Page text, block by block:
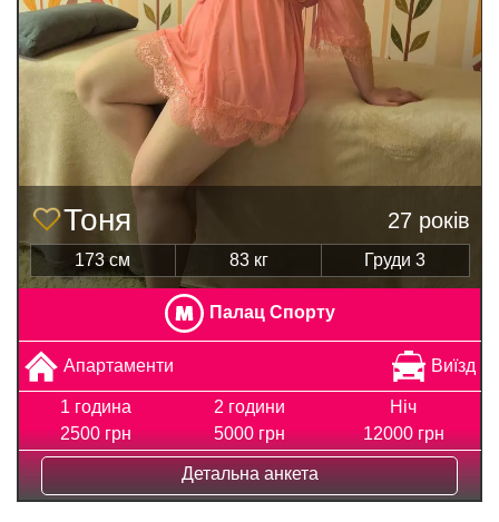
Тоня 27 років
173 см 83 кг Груди 3
Палац Спорту
Апартаменти Виїзд
1 година
2500 грн
2 години
5000 грн
Ніч
12000 грн
Детальна анкета